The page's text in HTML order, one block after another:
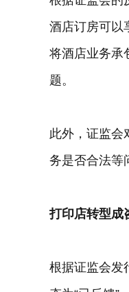
酒店订房可以
将酒店业务承
题。
此外，证监会
务是否合法等
打印店转型成
根据证监会发